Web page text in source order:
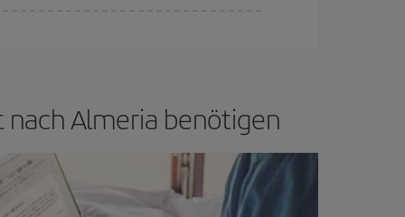
nach Almeria benötigen